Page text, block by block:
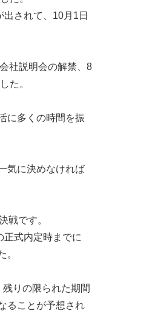
されて、10月1日
社説明会の解禁、8
た。
に多くの時間を振
気に決めなければ
戦です。
式内定時までに
。
りの限られた期間
ることが予想され